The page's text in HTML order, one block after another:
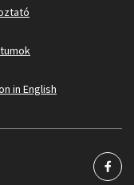
in English